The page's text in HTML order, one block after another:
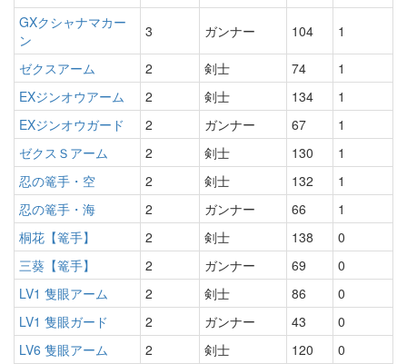
GXクシャナマカー
ン
3 ガンナー 104 1
ゼクスアーム 2 剣士 74
1
EXジンオウアーム
2 剣士 134
1
EXジンオウガード
2 ガンナー 67
1
ゼクスＳアーム
2 剣士 130
1
忍の篭手・空
2 剣士 132
1
忍の篭手・海
2 ガンナー 66
1
桐花【篭手】
2 剣士 138
0
三葵【篭手】
2 ガンナー 69
0
LV1 隻眼アーム
2 剣士 86
0
LV1 隻眼ガード
2 ガンナー 43
0
LV6 隻眼アーム
2 剣士 120
0